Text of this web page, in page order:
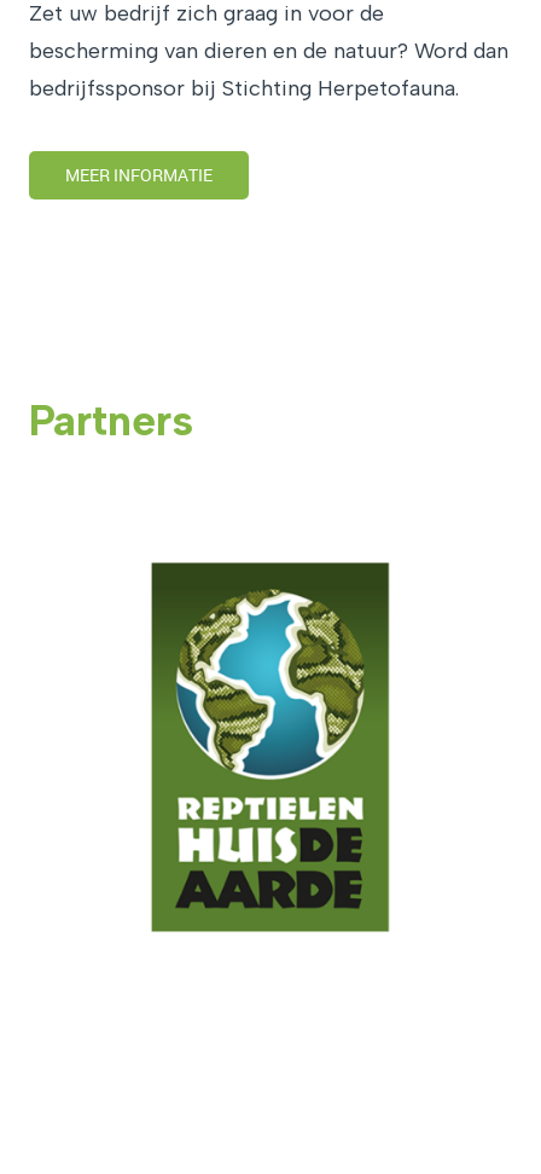
Zet uw bedrijf zich graag in voor de
bescherming van dieren en de natuur? Word dan
bedrijfssponsor bij Stichting Herpetofauna.
MEER INFORMATIE
Partners